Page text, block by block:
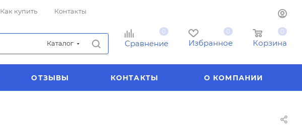
Как купить Контакты
Каталог
0
Сравнение
0
Избранное
0
Корзина
ОТЗЫВЫ КОНТАКТЫ О КОМПАНИИ